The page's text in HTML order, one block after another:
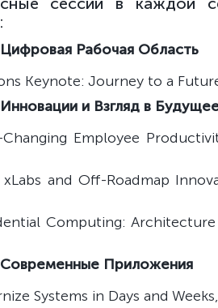
Рабочая Область
Keynote: Journey to a
и Взгляд в
Changing Employee
xLabs and Off-Roadmap
Computing:
Приложения
Systems in Days and